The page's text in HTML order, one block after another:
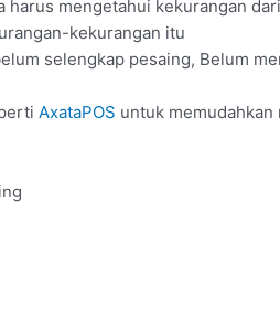
harus mengetahui kekurangan
kekurangan itu
selengkap pesaing, Belum
AxataPOS untuk